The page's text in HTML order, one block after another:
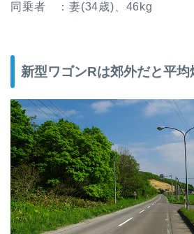
同乗者 ：妻(34歳)、46kg
新型ワゴンRは郊外だと平均